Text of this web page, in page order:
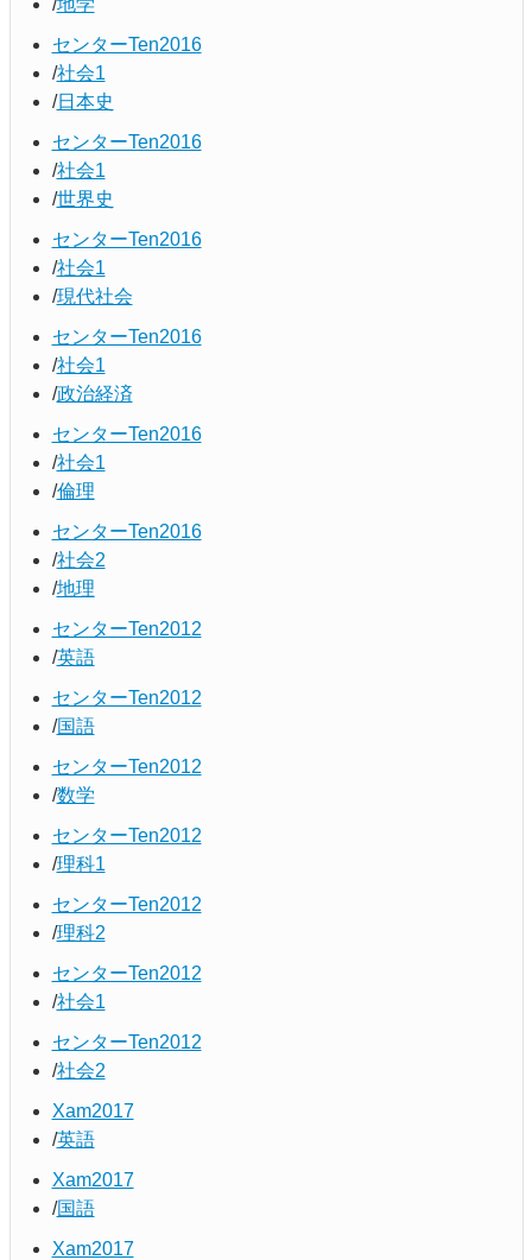
地学
センターTen2016
社会1
日本史
センターTen2016
社会1
世界史
センターTen2016
社会1
現代社会
センターTen2016
社会1
政治経済
センターTen2016
社会1
倫理
センターTen2016
社会2
地理
センターTen2012
英語
センターTen2012
国語
センターTen2012
数学
センターTen2012
理科1
センターTen2012
理科2
センターTen2012
社会1
センターTen2012
社会2
Xam2017
英語
Xam2017
国語
Xam2017